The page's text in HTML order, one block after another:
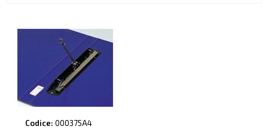
Codice: 000375A4